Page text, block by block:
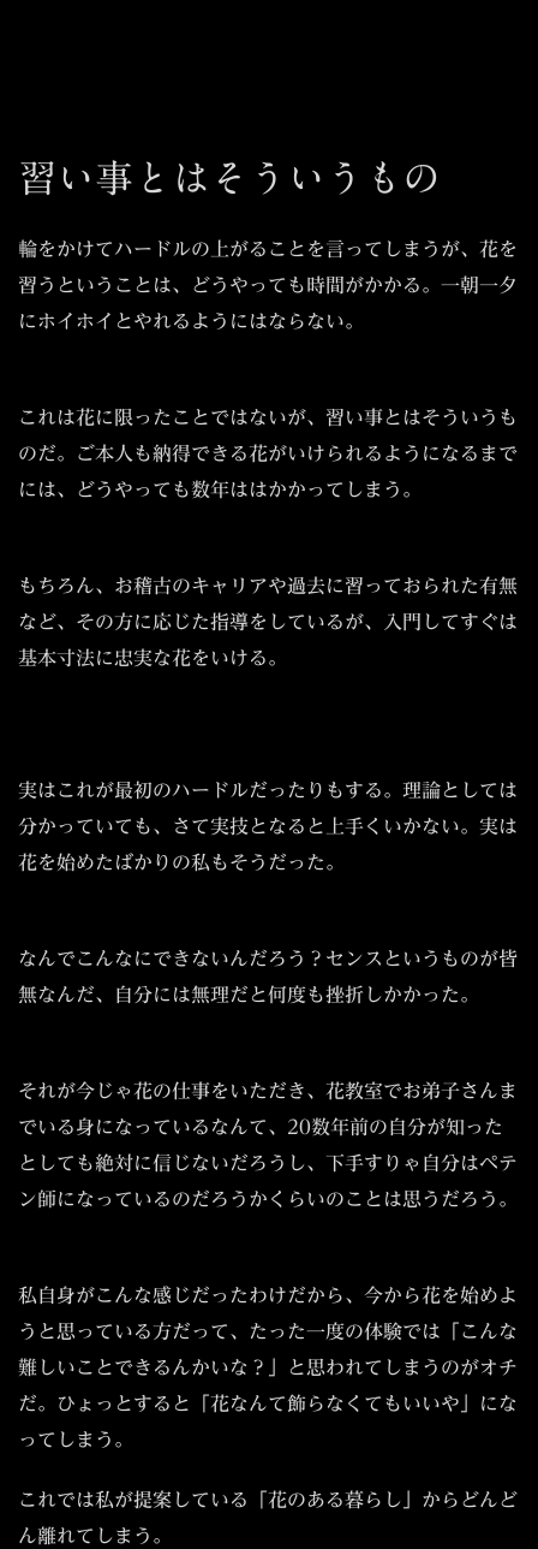
習い事とはそういうもの
輪をかけてハードルの上がることを言ってしまうが、花を
習うということは、どうやっても時間がかかる。一朝一夕
にホイホイとやれるようにはならない。
これは花に限ったことではないが、習い事とはそういうも
のだ。ご本人も納得できる花がいけられるようになるまで
には、どうやっても数年ははかかってしまう。
もちろん、お稽古のキャリアや過去に習っておられた有無
など、その方に応じた指導をしているが、入門してすぐは
基本寸法に忠実な花をいける。
実はこれが最初のハードルだったりもする。理論としては
分かっていても、さて実技となると上手くいかない。実は
花を始めたばかりの私もそうだった。
なんでこんなにできないんだろう？センスというものが皆
無なんだ、自分には無理だと何度も挫折しかかった。
それが今じゃ花の仕事をいただき、花教室でお弟子さんま
でいる身になっているなんて、20数年前の自分が知った
としても絶対に信じないだろうし、下手すりゃ自分はペテ
ン師になっているのだろうかくらいのことは思うだろう。
私自身がこんな感じだったわけだから、今から花を始めよ
うと思っている方だって、たった一度の体験では「こんな
難しいことできるんかいな？」と思われてしまうのがオチ
だ。ひょっとすると「花なんて飾らなくてもいいや」にな
ってしまう。
これでは私が提案している「花のある暮らし」からどんど
ん離れてしまう。